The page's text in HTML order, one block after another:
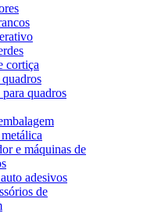
cortiça
quadros
e máquinas de
adesivos
de